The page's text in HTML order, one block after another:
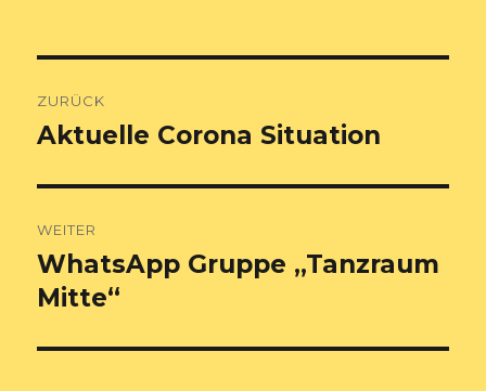
ZURÜCK
Vorheriger
Aktuelle Corona Situation
WEITER
Nächster
Beitrag:
WhatsApp Gruppe „Tanzraum
Mitte“